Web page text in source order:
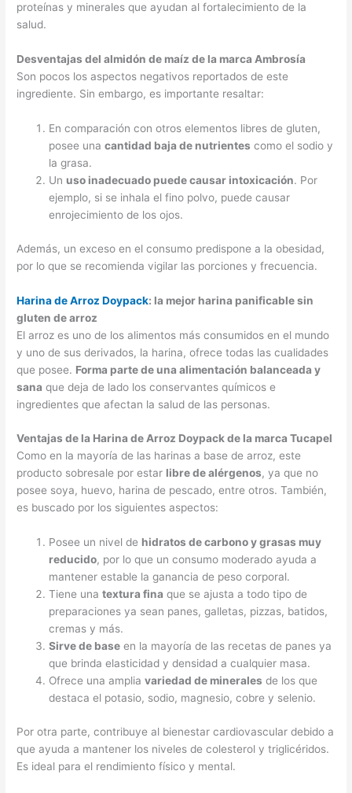
proteínas y minerales que ayudan al fortalecimiento de la
salud.
Desventajas del almidón de maíz de la marca Ambrosía
Son pocos los aspectos negativos reportados de este
ingrediente. Sin embargo, es importante resaltar:
En comparación con otros elementos libres de gluten,
posee unacantidad baja de nutrientes como el sodio y
la grasa.
Un uso inadecuado puede causar intoxicación. Por
ejemplo, si se inhala el fino polvo, puede causar
enrojecimiento de los ojos.
Además, un exceso en el consumo predispone a la obesidad,
por lo que se recomienda vigilar las porciones y frecuencia.
Harina de Arroz Doypack: la mejor harina panificable sin
gluten de arroz
El arroz es uno de los alimentos más consumidos en el mundo
y uno de sus derivados, la harina, ofrece todas las cualidades
que posee. Forma parte de una alimentación balanceada y
sana que deja de lado los conservantes químicos e
ingredientes que afectan la salud de las personas.
Ventajas de la Harina de Arroz Doypack de la marca Tucapel
Como en la mayoría de las harinas a base de arroz, este
producto sobresale por estar libre de alérgenos, ya que no
posee soya, huevo, harina de pescado, entre otros. También,
es buscado por los siguientes aspectos:
Posee un nivel de hidratos de carbono y grasas muy
reducido, por lo que un consumo moderado ayuda a
mantener estable la ganancia de peso corporal.
Tiene unatextura fina que se ajusta a todo tipo de
preparaciones ya sean panes, galletas, pizzas, batidos,
cremas y más.
Sirve de base en la mayoría de las recetas de panes ya
que brinda elasticidad y densidad a cualquier masa.
Ofrece una ampliavariedad de minerales de los que
destaca el potasio, sodio, magnesio, cobre y selenio.
Por otra parte, contribuye al bienestar cardiovascular debido a
que ayuda a mantener los niveles de colesterol y triglicéridos.
Es ideal para el rendimiento físico y mental.